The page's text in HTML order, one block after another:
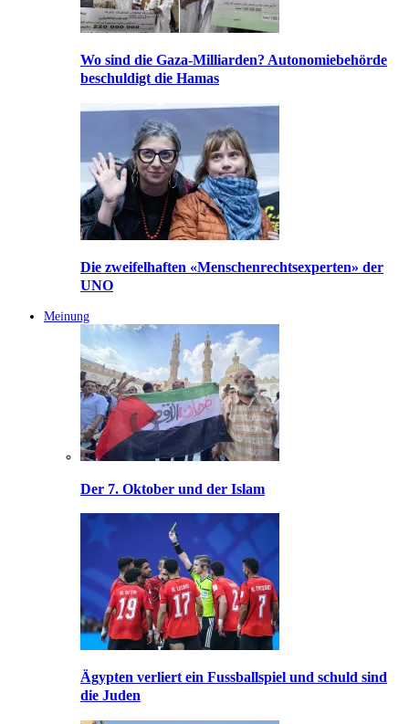
Wo sind die Gaza-Milliarden? Autonomiebehörde
beschuldigt die Hamas
Die zweifelhaften «Menschenrechtsexperten» der
UNO
Meinung
Der 7. Oktober und der Islam
Ägypten verliert ein Fussballspiel und schuld sind
die Juden